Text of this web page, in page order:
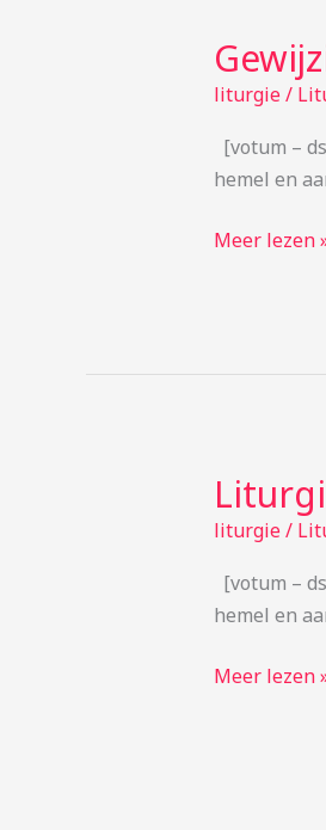
liturgie/
[votum –
hemel en
Gewijzigde
liturgie
zondag
8
Meer lezen
liturgie/
[votum –
hemel en
Liturgie
8
Meer lezen